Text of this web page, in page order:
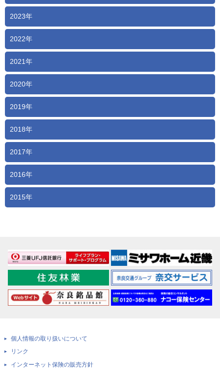
2023年
2022年
2021年
2020年
2019年
2018年
2017年
2016年
2015年
個人情報の取り扱いについて
リンク
インターネット保険の販売方針